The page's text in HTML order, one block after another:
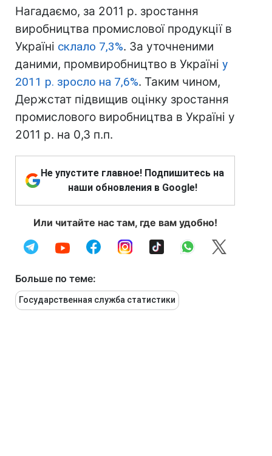
Нагадаємо, за 2011 р. зростання
виробництва промислової продукції в
Україні склало 7,3%. За уточненими
даними, промвиробництво в Україні у
2011 р. зросло на 7,6%. Таким чином,
Держстат підвищив оцінку зростання
промислового виробництва в Україні у
2011 р. на 0,3 п.п.
Не упустите главное! Подпишитесь на
наши обновления в Google!
Или читайте нас там, где вам удобно!
Больше по теме:
Государственная служба статистики